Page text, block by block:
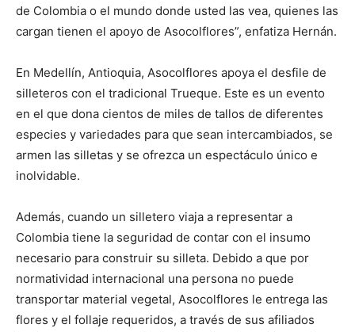
de Colombia o el mundo donde usted las vea, quienes las
cargan tienen el apoyo de Asocolflores”, enfatiza Hernán.
En Medellín, Antioquia, Asocolflores apoya el desfile de
silleteros con el tradicional Trueque. Este es un evento
en el que dona cientos de miles de tallos de diferentes
especies y variedades para que sean intercambiados, se
armen las silletas y se ofrezca un espectáculo único e
inolvidable.
Además, cuando un silletero viaja a representar a
Colombia tiene la seguridad de contar con el insumo
necesario para construir su silleta. Debido a que por
normatividad internacional una persona no puede
transportar material vegetal, Asocolflores le entrega las
flores y el follaje requeridos, a través de sus afiliados